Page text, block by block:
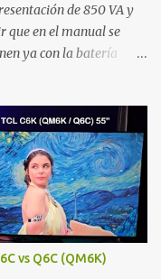
de 850 VA y
que en el manual se
ya con la batería
a cargar por al
simplemente se la
de oprimir el botón, ya
encenderá el LED de
LED de color verde No
100% cargada por lo
u otros artículos que se
cada 8
vs Q6C (QM6K)